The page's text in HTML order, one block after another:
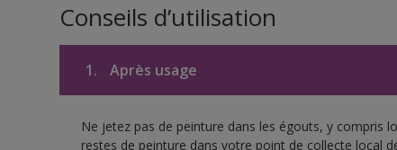
Conseils d’utilisation
1. Après usage
Ne jetez pas de peinture dans les égouts, y compris
restes de peinture dans votre point de collecte local